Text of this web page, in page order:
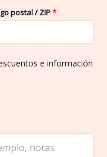
postal / ZIP*
e información